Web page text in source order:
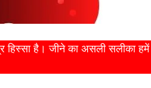
है। जीने का असली सलीका हमें